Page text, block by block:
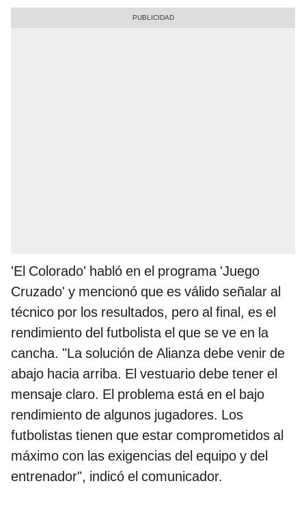
'El Colorado' habló en el programa 'Juego
Cruzado' y mencionó que es válido señalar al
técnico por los resultados, pero al final, es el
rendimiento del futbolista el que se ve en la
cancha. "La solución de Alianza debe venir de
abajo hacia arriba. El vestuario debe tener el
mensaje claro. El problema está en el bajo
rendimiento de algunos jugadores. Los
futbolistas tienen que estar comprometidos al
máximo con las exigencias del equipo y del
entrenador", indicó el comunicador.